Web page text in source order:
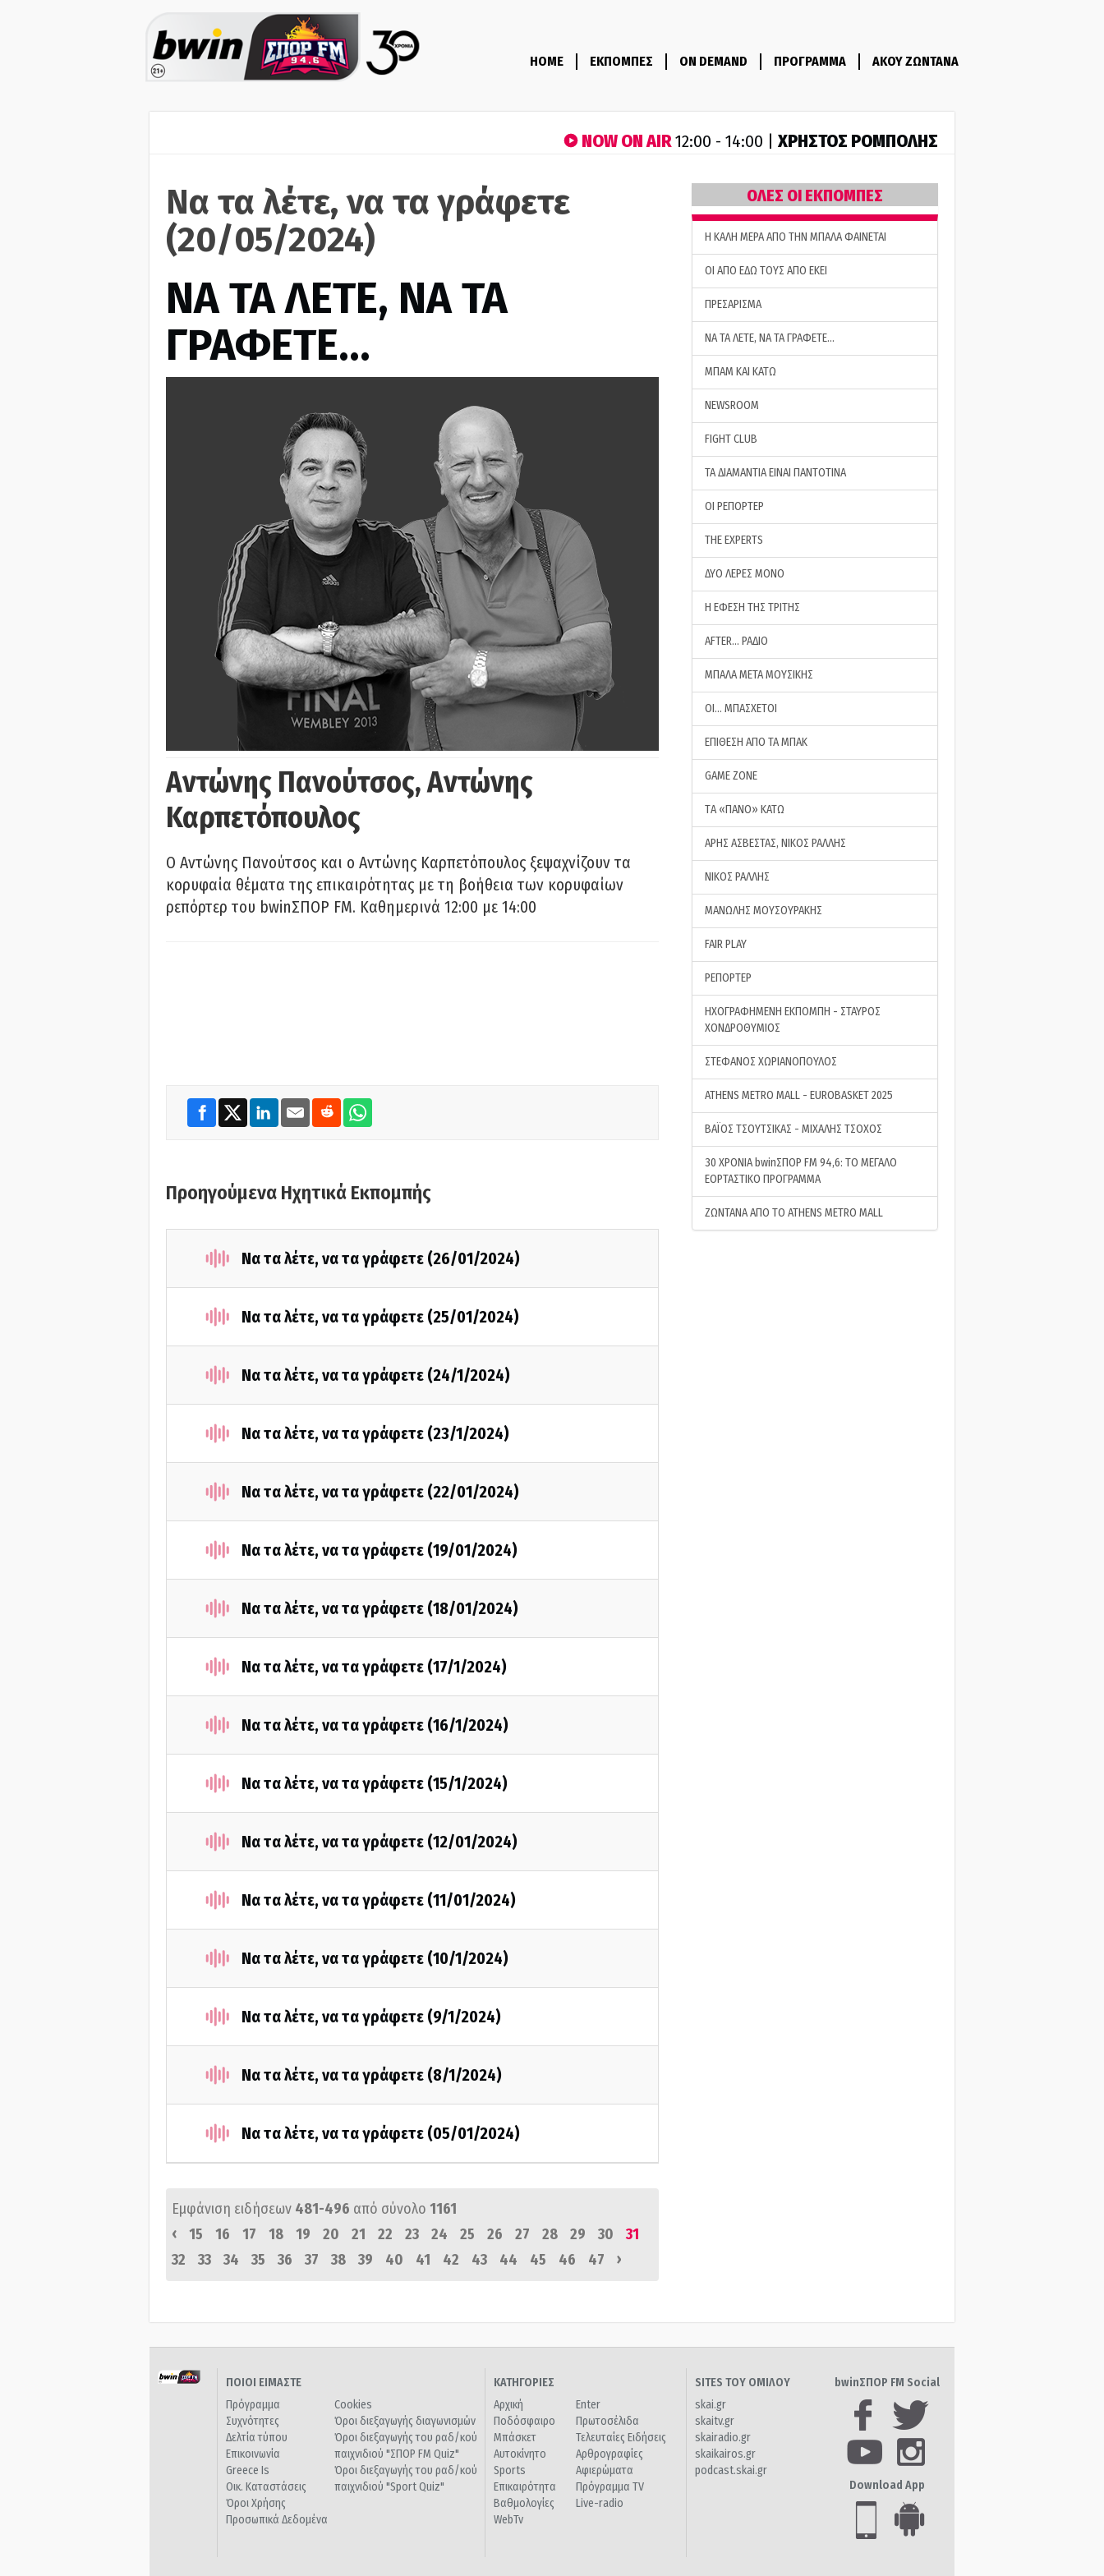
HOME ΕΚΠΟΜΠΕΣ ON DEMAND ΠΡΟΓΡΑΜΜΑ ΑΚΟΥ ΖΩΝΤΑΝΑ
NOW ON AIR12:00 - 14:00 | ΧΡΗΣΤΟΣ ΡΟΜΠΟΛΗΣ
Να τα λέτε, να τα γράφετε
(20/05/2024)
ΝΑ ΤΑ ΛΕΤΕ, ΝΑ ΤΑ
ΓΡΑΦΕΤΕ…
Αντώνης Πανούτσος, Αντώνης
Καρπετόπουλος
Ο Αντώνης Πανούτσος και ο Αντώνης Καρπετόπουλος ξεψαχνίζουν τα
κορυφαία θέματα της επικαιρότητας με τη βοήθεια των κορυφαίων
ρεπόρτερ του bwinΣΠΟΡ FM. Καθημερινά 12:00 με 14:00
Προηγούμενα Ηχητικά Εκπομπής
Να τα λέτε, να τα γράφετε (26/01/2024)
Να τα λέτε, να τα γράφετε (25/01/2024)
Να τα λέτε, να τα γράφετε (24/1/2024)
Να τα λέτε, να τα γράφετε (23/1/2024)
Να τα λέτε, να τα γράφετε (22/01/2024)
Να τα λέτε, να τα γράφετε (19/01/2024)
Να τα λέτε, να τα γράφετε (18/01/2024)
Να τα λέτε, να τα γράφετε (17/1/2024)
Να τα λέτε, να τα γράφετε (16/1/2024)
Να τα λέτε, να τα γράφετε (15/1/2024)
Να τα λέτε, να τα γράφετε (12/01/2024)
Να τα λέτε, να τα γράφετε (11/01/2024)
Να τα λέτε, να τα γράφετε (10/1/2024)
Να τα λέτε, να τα γράφετε (9/1/2024)
Να τα λέτε, να τα γράφετε (8/1/2024)
Να τα λέτε, να τα γράφετε (05/01/2024)
Εμφάνιση ειδήσεων 481-496 από σύνολο 1161
‹
15 16 17 18 19 20 21 22 23 24 25 26 27 28 29 30
31
32
33 34 35 36 37 38 39 40 41 42 43 44 45 46 47 ›
ΟΛΕΣ ΟΙ ΕΚΠΟΜΠΕΣ
H ΚΑΛΗ ΜΕΡΑ ΑΠΟ ΤΗΝ ΜΠΑΛΑ ΦΑΙΝΕΤΑΙ
ΟΙ ΑΠΟ ΕΔΩ ΤΟΥΣ ΑΠΟ ΕΚΕΙ
ΠΡΕΣΑΡΙΣΜΑ
ΝΑ ΤΑ ΛΕΤΕ, ΝΑ ΤΑ ΓΡΑΦΕΤΕ…
ΜΠΑΜ ΚΑΙ ΚΑΤΩ
NEWSROOM
FIGHT CLUB
ΤΑ ΔΙΑΜΑΝΤΙΑ ΕΙΝΑΙ ΠΑΝΤΟΤΙΝΑ
ΟΙ ΡΕΠΟΡΤΕΡ
THE EXPERTS
ΔΥΟ ΛΕΡΕΣ ΜΟΝΟ
Η ΕΦΕΣΗ ΤΗΣ ΤΡΙΤΗΣ
AFTER… ΡΑΔΙΟ
ΜΠΑΛΑ ΜΕΤΑ ΜΟΥΣΙΚΗΣ
ΟΙ… ΜΠΑΣΧΕΤΟΙ
ΕΠΙΘΕΣΗ ΑΠΟ ΤΑ ΜΠΑΚ
GAME ZONE
ΤA «ΠΑΝΟ» ΚΑΤΩ
ΑΡΗΣ ΑΣΒΕΣΤΑΣ, ΝΙΚΟΣ ΡΑΛΛΗΣ
ΝΙΚΟΣ ΡΑΛΛΗΣ
ΜΑΝΩΛΗΣ ΜΟΥΣΟΥΡΑΚΗΣ
FAIR PLAY
ΡΕΠΟΡΤΕΡ
ΗΧΟΓΡΑΦΗΜΕΝΗ ΕΚΠΟΜΠΗ - ΣΤΑΥΡΟΣ
ΧΟΝΔΡΟΘΥΜΙΟΣ
ΣΤΕΦΑΝΟΣ ΧΩΡΙΑΝΟΠΟΥΛΟΣ
ATHENS METRO MALL - EUROBASKET 2025
ΒΑΪΟΣ ΤΣΟΥΤΣΙΚΑΣ - ΜΙΧΑΛΗΣ ΤΣΟΧΟΣ
30 ΧΡΟΝΙΑ bwinΣΠΟΡ FM 94,6: ΤΟ ΜΕΓΑΛΟ
ΕΟΡΤΑΣΤΙΚΟ ΠΡΟΓΡΑΜΜΑ
ΖΩΝΤΑΝΑ ΑΠΟ ΤΟ ATHENS METRO MALL
ΠΟΙΟΙ ΕΙΜΑΣΤΕ
Πρόγραμμα
Συχνότητες
Δελτία τύπου
Επικοινωνία
Greece Is
Οικ. Καταστάσεις
Όροι Χρήσης
Προσωπικά Δεδομένα
Cookies
Όροι διεξαγωγής διαγωνισμών
Όροι διεξαγωγής του ραδ/κού
παιχνιδιού "ΣΠΟΡ FM Quiz"
Όροι διεξαγωγής του ραδ/κού
παιχνιδιού "Sport Quiz"
ΚΑΤΗΓΟΡΙΕΣ
Αρχική
Ποδόσφαιρο
Μπάσκετ
Αυτοκίνητο
Sports
Επικαιρότητα
Βαθμολογίες
WebTv
Enter
Πρωτοσέλιδα
Τελευταίες Ειδήσεις
Αρθρογραφίες
Αφιερώματα
Πρόγραμμα TV
Live-radio
SITES ΤΟΥ ΟΜΙΛΟΥ
skai.gr
skaitv.gr
skairadio.gr
skaikairos.gr
podcast.skai.gr
bwinΣΠΟΡ FM Social
Download App